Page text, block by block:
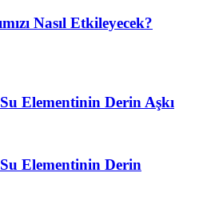
Nasıl Etkileyecek?
Elementinin Derin Aşkı
Elementinin Derin